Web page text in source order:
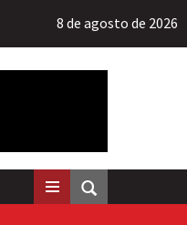
8 de agosto de 2026